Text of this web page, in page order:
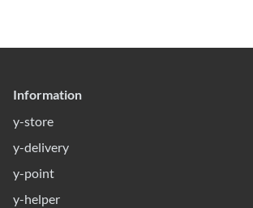
Information
y-store
y-delivery
y-point
y-helper